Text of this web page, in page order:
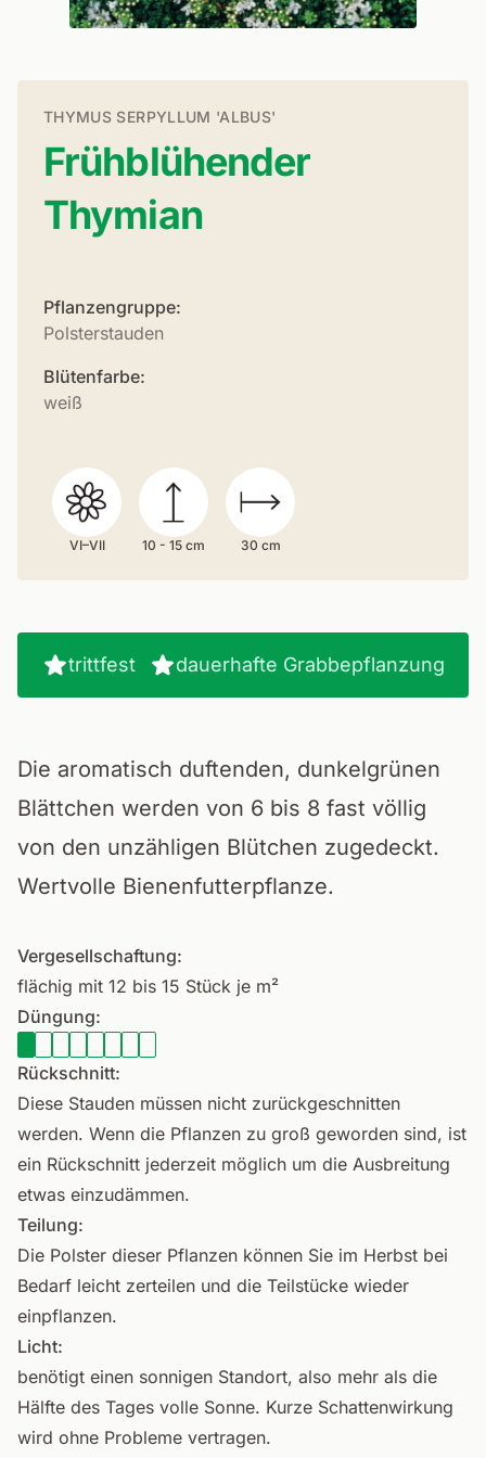
THYMUS SERPYLLUM 'ALBUS'
Frühblühender
Thymian
Pflanzengruppe:
Polsterstauden
Blütenfarbe:
weiß
VI–VII 10 - 15 cm 30 cm
trittfest dauerhafte Grabbepflanzung
Die aromatisch duftenden, dunkelgrünen
Blättchen werden von 6 bis 8 fast völlig
von den unzähligen Blütchen zugedeckt.
Wertvolle Bienenfutterpflanze.
Vergesellschaftung:
flächig mit 12 bis 15 Stück je m²
Düngung:
Rückschnitt:
Diese Stauden müssen nicht zurückgeschnitten
werden. Wenn die Pflanzen zu groß geworden sind, ist
ein Rückschnitt jederzeit möglich um die Ausbreitung
etwas einzudämmen.
Teilung:
Die Polster dieser Pflanzen können Sie im Herbst bei
Bedarf leicht zerteilen und die Teilstücke wieder
einpflanzen.
Licht:
benötigt einen sonnigen Standort, also mehr als die
Hälfte des Tages volle Sonne. Kurze Schattenwirkung
wird ohne Probleme vertragen.